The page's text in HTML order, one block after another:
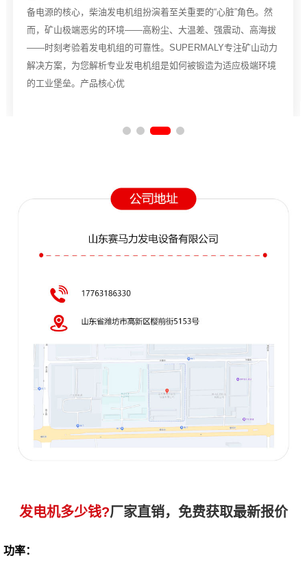
备电源的核心，柴油发电机组扮演着至关重要的“心脏”角色。然
而，矿山极端恶劣的环境——高粉尘、大温差、强震动、高海拔
——时刻考验着发电机组的可靠性。SUPERMALY专注矿山动力
解决方案，为您解析专业发电机组是如何被锻造为适应极端环境
的工业堡垒。产品核心优
发电机多少钱?厂家直销，免费获取最新报价
功率：